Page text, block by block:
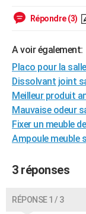
BONS PLANS
CARTE DE VOEUX
Carte de Noël
Carte Bonne année
Carte Saint-Valentin
Carte Pâques
Carte d'anniversaire
DICTIONNAIRE
Dictionnaire
Biographies
Citations
Expressions
Proverbes
PROGRAMME TV
S'inscrire
Se connecter
Lycées
Collèges
Primaires
Universités
Entreprises
Service militaire
Avis de recherche
AVIS DE DÉCÈS
FORUM
Répondre (3)
A voir également:
Placo pour la
Dissolvant joint
Meilleur produit
Mauvaise odeur
Fixer un meuble
Ampoule meuble
3 réponses
RÉPONSE 1 / 3